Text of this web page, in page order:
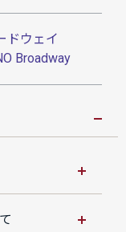
ドウェイ
Broadway